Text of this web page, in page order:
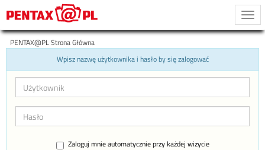
PENTAX@PL Strona Główna
Wpisz nazwę użytkownika i hasło by się zalogować
Zaloguj mnie automatycznie przy każdej wizycie